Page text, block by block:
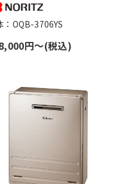
：OQB-3706YS
円〜(税込)